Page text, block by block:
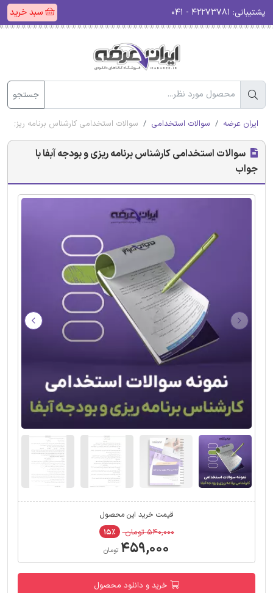
پشتیبانی: سبد خرید
جستجو
ایران عرضه سوالات استخدامی سوالات استخدامی کارشناس برنامه ریزی و
سوالات استخدامی کارشناس برنامه ریزی و بودجه آبفا با
جواب
قیمت خرید این محصول
۵۴۰,۰۰۰ تومان ۱۵٪
۴۵۹,۰۰۰ تومان
خرید و دانلود محصول